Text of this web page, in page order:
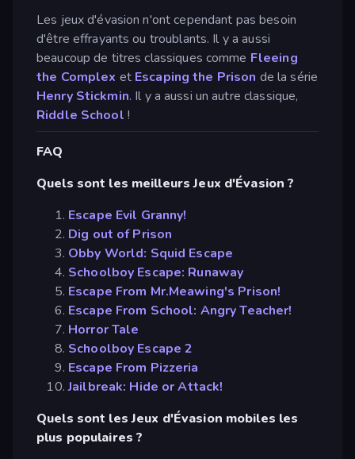
Les jeux d'évasion n'ont cependant pas besoin
d'être effrayants ou troublants. Il y a aussi
beaucoup de titres classiques comme Fleeing
the Complex et Escaping the Prison de la série
Henry Stickmin. Il y a aussi un autre classique,
Riddle School !
FAQ
Quels sont les meilleurs Jeux d'Évasion ?
Escape Evil Granny!
Dig out of Prison
Obby World: Squid Escape
Schoolboy Escape: Runaway
Escape From Mr.Meawing's Prison!
Escape From School: Angry Teacher!
Horror Tale
Schoolboy Escape 2
Escape From Pizzeria
Jailbreak: Hide or Attack!
Quels sont les Jeux d'Évasion mobiles les
plus populaires ?